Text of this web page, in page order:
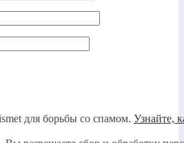
для борьбы со спамом. Узнайте,